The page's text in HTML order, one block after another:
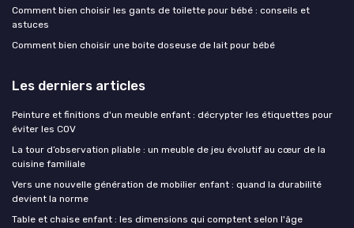
Comment bien choisir les gants de toilette pour bébé : conseils et
astuces
Comment bien choisir une boite doseuse de lait pour bébé
Les derniers articles
Peinture et finitions d'un meuble enfant : décrypter les étiquettes pour
éviter les COV
La tour d’observation pliable : un meuble de jeu évolutif au cœur de la
cuisine familiale
Vers une nouvelle génération de mobilier enfant : quand la durabilité
devient la norme
Table et chaise enfant : les dimensions qui comptent selon l'âge